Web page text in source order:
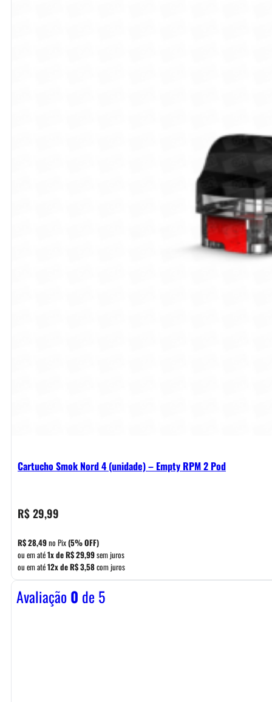
Cartucho Smok Nord 4 (unidade) – Empty RPM 2 Pod
R$29,99
R$28,49no Pix(5% OFF)
ou em até1x deR$29,99sem juros
ou em até12x deR$3,58com juros
Avaliação0 de 5